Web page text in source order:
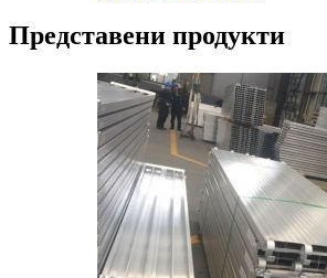
Представени продукти